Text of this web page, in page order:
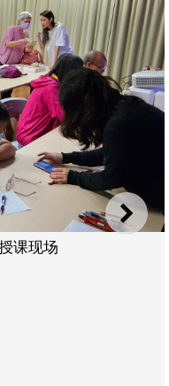
下一
课现场